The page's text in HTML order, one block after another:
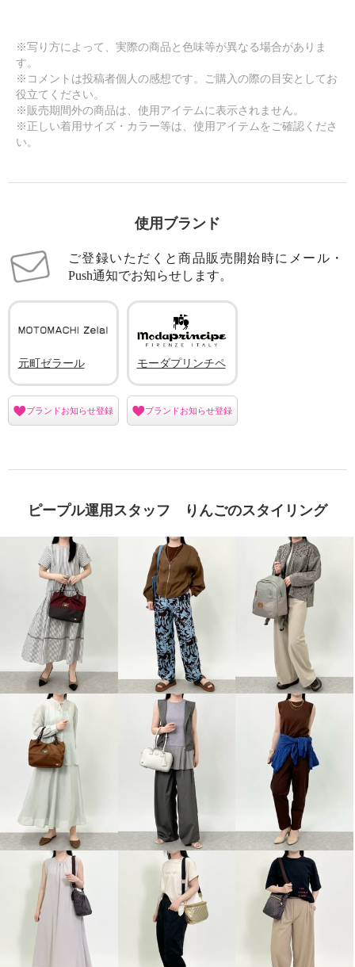
※写り方によって、実際の商品と色味等が異なる場合がありま
す。
※コメントは投稿者個人の感想です。ご購入の際の目安としてお
役立てください。
※販売期間外の商品は、使用アイテムに表示されません。
※正しい着用サイズ・カラー等は、使用アイテムをご確認くださ
い。
使用ブランド
ご登録いただくと商品販売開始時にメール・
Push通知でお知らせします。
元町ゼラール
ブランドお知らせ登録
モーダプリンチペ
ブランドお知らせ登録
ピープル運用スタッフ りんごのスタイリング